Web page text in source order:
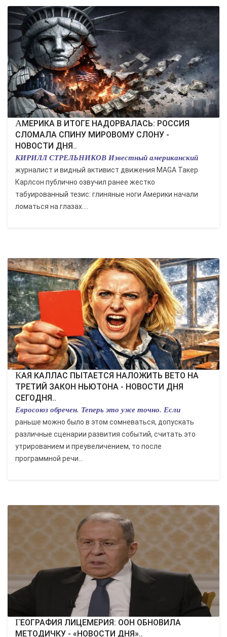
АМЕРИКА В ИТОГЕ НАДОРВАЛАСЬ: РОССИЯ
СЛОМАЛА СПИНУ МИРОВОМУ СЛОНУ -
НОВОСТИ ДНЯ..
КИРИЛЛ СТРЕЛЬНИКОВ Известный американский
журналист и видный активист движения MAGA Такер
Карлсон публично озвучил ранее жестко
табуированный тезис: глиняные ноги Америки начали
ломаться на глазах....
КАЯ КАЛЛАС ПЫТАЕТСЯ НАЛОЖИТЬ ВЕТО НА
ТРЕТИЙ ЗАКОН НЬЮТОНА - НОВОСТИ ДНЯ
СЕГОДНЯ..
Евросоюз обречен. Теперь это уже точно. Если
раньше можно было в этом сомневаться, допускать
различные сценарии развития событий, считать это
утрированием и преувеличением, то после
программной речи...
ГЕОГРАФИЯ ЛИЦЕМЕРИЯ: ООН ОБНОВИЛА
МЕТОДИЧКУ - «НОВОСТИ ДНЯ»..